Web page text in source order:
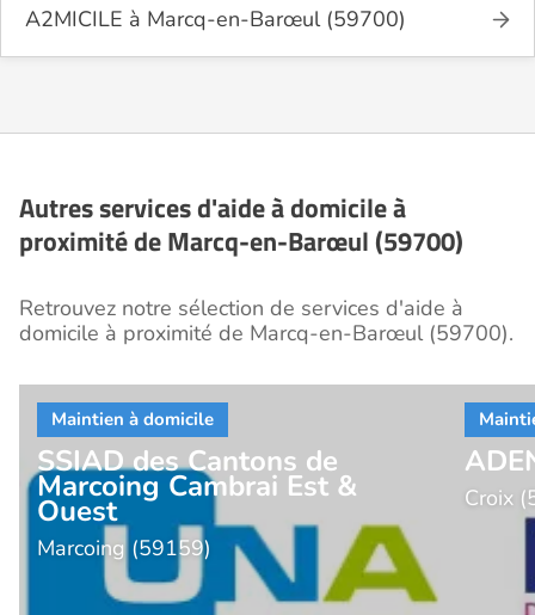
A2MICILE à Marcq-en-Barœul (59700)
Autres services d'aide à domicile à
proximité de Marcq-en-Barœul (59700)
Retrouvez notre sélection de services d'aide à
domicile à proximité de Marcq-en-Barœul (59700).
SSIAD des Cantons de
Marcoing Cambrai Est &
Ouest
Marcoing (59159)
Croix